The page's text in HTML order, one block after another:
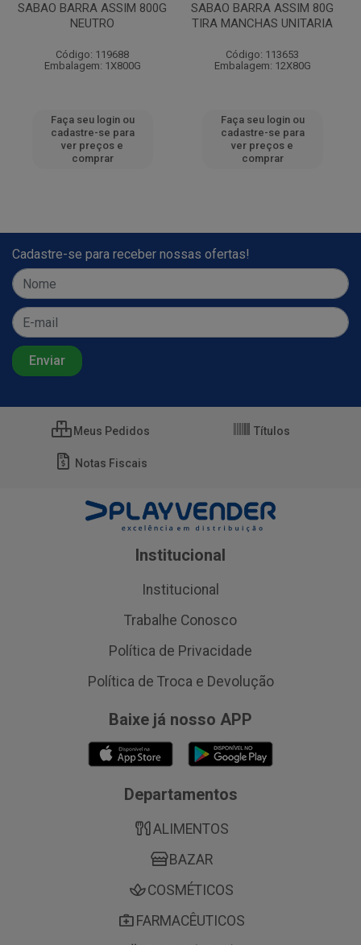
SABAO BARRA ASSIM 800G
NEUTRO
Código: 119688
Embalagem: 1X800G
Faça seu login ou
cadastre-se para
ver preços e
comprar
SABAO BARRA ASSIM 80G
TIRA MANCHAS UNITARIA
Código: 113653
Embalagem: 12X80G
Faça seu login ou
cadastre-se para
ver preços e
comprar
Cadastre-se para receber nossas ofertas!
Meus Pedidos Títulos
Notas Fiscais
Institucional
Institucional
Trabalhe Conosco
Política de Privacidade
Política de Troca e Devolução
Baixe já nosso APP
Departamentos
ALIMENTOS
BAZAR
COSMÉTICOS
FARMACÊUTICOS